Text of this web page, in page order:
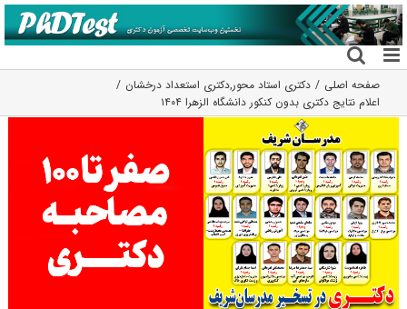
رفتن
به
محتوا
صفحه اصلی دکتری استاد محور,دکتری استعداد درخشان
اعلام نتایج دکتری بدون کنکور دانشگاه الزهرا ۱۴۰۴